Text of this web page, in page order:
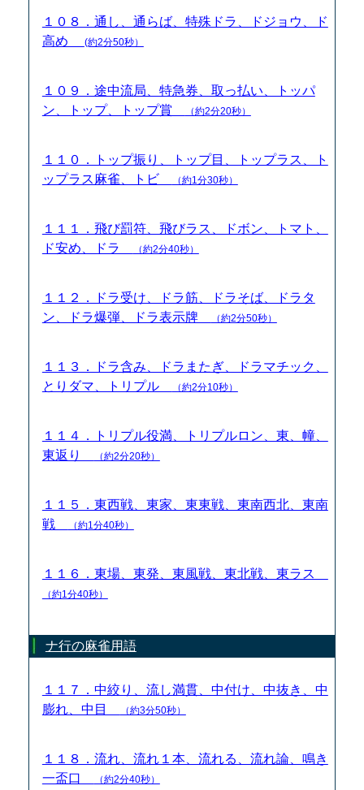
１０８．通し、通らば、特殊ドラ、ドジョウ、ド
高め
(約2分50秒）
１０９．途中流局、特急券、取っ払い、トッパ
ン、トップ、トップ賞
（約2分20秒）
１１０．トップ振り、トップ目、トップラス、ト
ップラス麻雀、トビ
（約1分30秒）
１１１．飛び罰符、飛びラス、ドボン、トマト、
ド安め、ドラ
（約2分40秒）
１１２．ドラ受け、ドラ筋、ドラそば、ドラタ
ン、ドラ爆弾、ドラ表示牌
（約2分50秒）
１１３．ドラ含み、ドラまたぎ、ドラマチック、
とりダマ、トリプル
（約2分10秒）
１１４．トリプル役満、トリプルロン、東、幢、
東返り
（約2分20秒）
１１５．東西戦、東家、東東戦、東南西北、東南
戦
（約1分40秒）
１１６．東場、東発、東風戦、東北戦、東ラス
（約1分40秒）
ナ行の麻雀用語
１１７．中絞り、流し満貫、中付け、中抜き、中
膨れ、中目
（約3分50秒）
１１８．流れ、流れ１本、流れる、流れ論、鳴き
一盃口
（約2分40秒）